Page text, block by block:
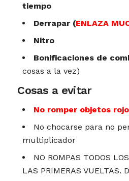
tiempo
Derrapar (ENLAZA
Nitro
Bonificaciones de
cosas a la vez)
Cosas a evitar
No romper objetos
No chocarse para no
multiplicador
NO ROMPAS TODOS
LAS PRIMERAS VUELTAS.